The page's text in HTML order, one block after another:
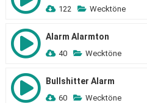
122 Wecktöne
Alarm Alarmton
40 Wecktöne
Bullshitter Alarm
60 Wecktöne